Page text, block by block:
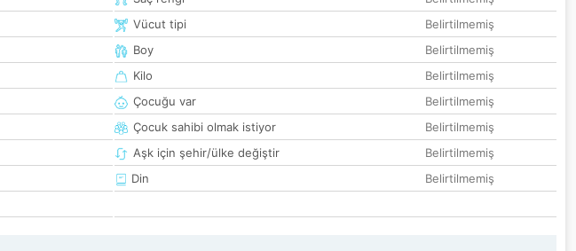
Vücut tipi
Belirtilmemiş
Boy
Belirtilmemiş
Kilo
Belirtilmemiş
Çocuğu var
Belirtilmemiş
Çocuk sahibi olmak istiyor
Belirtilmemiş
Aşk için şehir/ülke değiştir
Belirtilmemiş
Din
Belirtilmemiş